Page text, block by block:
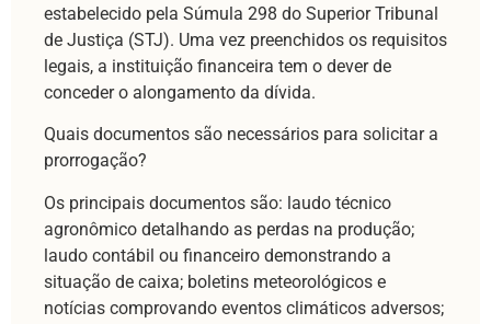
estabelecido pela Súmula 298 do Superior Tribunal
de Justiça (STJ). Uma vez preenchidos os requisitos
legais, a instituição financeira tem o dever de
conceder o alongamento da dívida.
Quais documentos são necessários para solicitar a
prorrogação?
Os principais documentos são: laudo técnico
agronômico detalhando as perdas na produção;
laudo contábil ou financeiro demonstrando a
situação de caixa; boletins meteorológicos e
notícias comprovando eventos climáticos adversos;